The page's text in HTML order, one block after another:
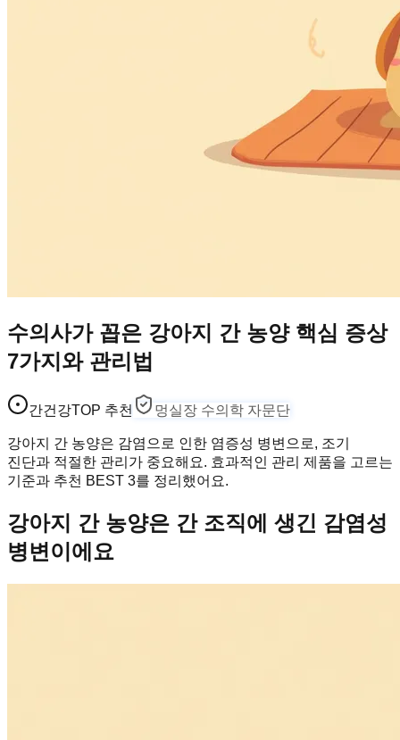
수의사가 꼽은 강아지 간 농양 핵심 증상
7가지와 관리법
간건강TOP 추천 멍실장 수의학 자문단
강아지 간 농양은 감염으로 인한 염증성 병변으로, 조기
진단과 적절한 관리가 중요해요. 효과적인 관리 제품을 고르는
기준과 추천 BEST 3를 정리했어요.
강아지 간 농양은 간 조직에 생긴 감염성
병변이에요